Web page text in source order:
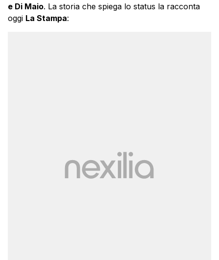
e Di Maio. La storia che spiega lo status la racconta
oggi La Stampa: